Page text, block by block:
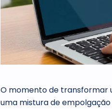
O momento de transformar
uma mistura de